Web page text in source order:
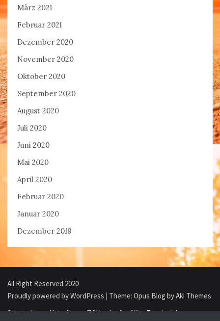
März 2021
Februar 2021
Dezember 2020
November 2020
Oktober 2020
September 2020
August 2020
Juli 2020
Juni 2020
Mai 2020
April 2020
Februar 2020
Januar 2020
Dezember 2019
All Right Reserved 2020
Proudly powered by WordPress | Theme: Opus Blog byAki Themes.
Startseite
Aktuelles TCH – der familiäre Tennisclub